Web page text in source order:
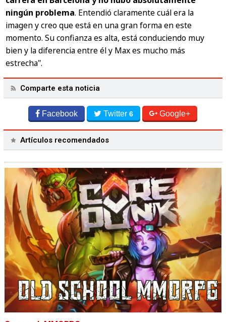
ningún problema. Entendió claramente cuál era la
imagen y creo que está en una gran forma en este
momento. Su confianza es alta, está conduciendo muy
bien y la diferencia entre él y Max es mucho más
estrecha".
Comparte esta noticia
Facebook Twitter6 Google+
Artículos recomendados